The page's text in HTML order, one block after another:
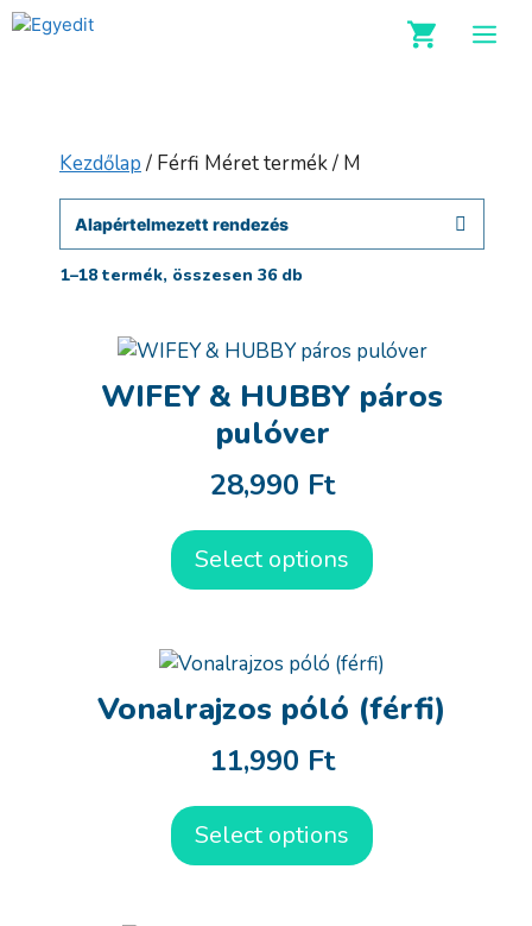
Kilépés
Kezdőlap/ Férfi Méret termék / M
1–18 termék, összesen 36 db
WIFEY & HUBBY páros
pulóver
28,990 Ft
Select options
Vonalrajzos póló (férfi)
11,990 Ft
Select options